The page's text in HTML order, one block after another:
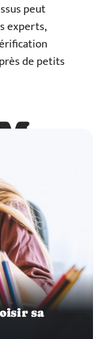
peut
experts,
de petits
sa